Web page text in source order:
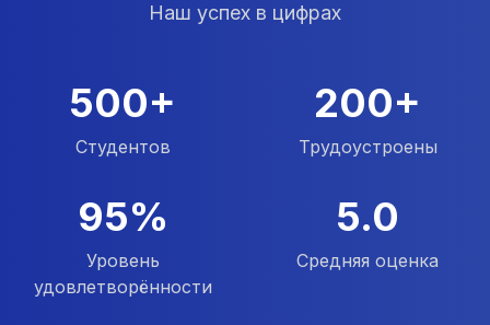
Наш успех в цифрах
500+
Студентов
200+
Трудоустроены
95%
Уровень
удовлетворённости
5.0
Средняя оценка